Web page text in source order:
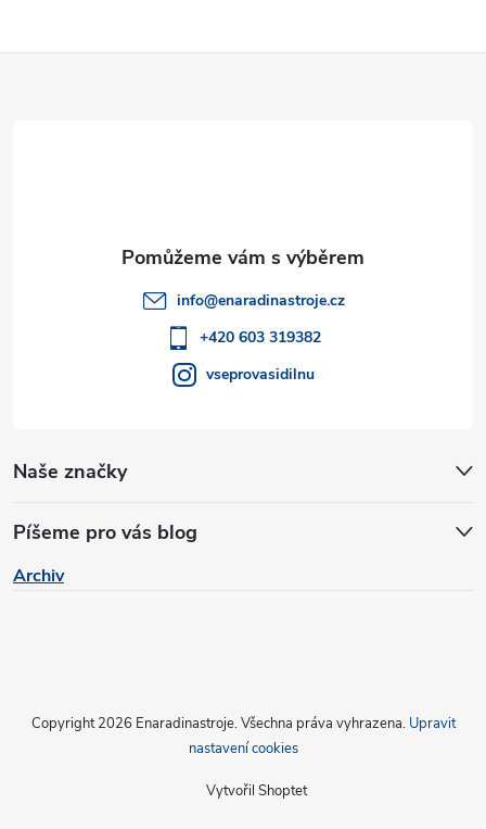
Naše značky
Píšeme pro vás blog
Archiv
info@enaradinastroje.cz
+420 603 319382
vseprovasidilnu
Vytvořil Shoptet
Copyright 2026 Enaradinastroje. Všechna práva vyhrazena. Upravit
nastavení cookies